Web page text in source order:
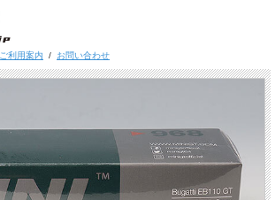
ご利用案内 / お問い合わせ